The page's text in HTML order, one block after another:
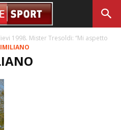
1998. Mister Tresoldi: “Mi aspetto